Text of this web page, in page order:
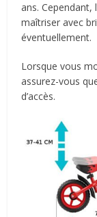
ans.
maîtriser avec
éventuellement.
Lorsque vous
assurez-vous
d’accès.